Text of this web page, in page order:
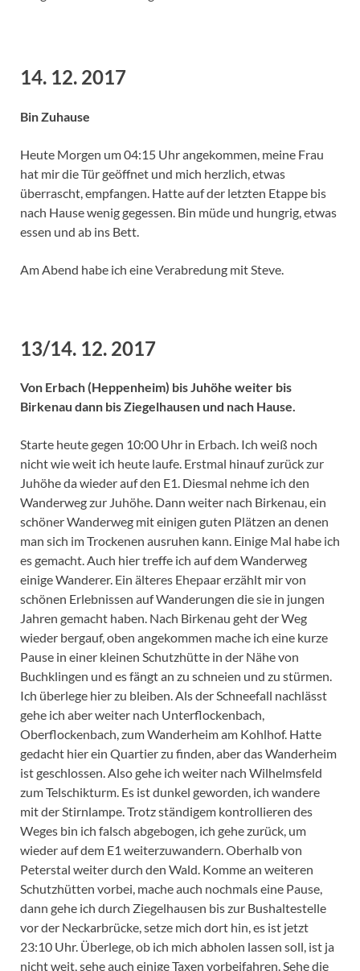
14. 12. 2017
Bin Zuhause
Heute Morgen um 04:15 Uhr angekommen, meine Frau
hat mir die Tür geöffnet und mich herzlich, etwas
überrascht, empfangen. Hatte auf der letzten Etappe bis
nach Hause wenig gegessen. Bin müde und hungrig, etwas
essen und ab ins Bett.
Am Abend habe ich eine Verabredung mit Steve.
13/14. 12. 2017
Von Erbach (Heppenheim) bis Juhöhe weiter bis
Birkenau dann bis Ziegelhausen und nach Hause.
Starte heute gegen 10:00 Uhr in Erbach. Ich weiß noch
nicht wie weit ich heute laufe. Erstmal hinauf zurück zur
Juhöhe da wieder auf den E1. Diesmal nehme ich den
Wanderweg zur Juhöhe. Dann weiter nach Birkenau, ein
schöner Wanderweg mit einigen guten Plätzen an denen
man sich im Trockenen ausruhen kann. Einige Mal habe ich
es gemacht. Auch hier treffe ich auf dem Wanderweg
einige Wanderer. Ein älteres Ehepaar erzählt mir von
schönen Erlebnissen auf Wanderungen die sie in jungen
Jahren gemacht haben. Nach Birkenau geht der Weg
wieder bergauf, oben angekommen mache ich eine kurze
Pause in einer kleinen Schutzhütte in der Nähe von
Buchklingen und es fängt an zu schneien und zu stürmen.
Ich überlege hier zu bleiben. Als der Schneefall nachlässt
gehe ich aber weiter nach Unterflockenbach,
Oberflockenbach, zum Wanderheim am Kohlhof. Hatte
gedacht hier ein Quartier zu finden, aber das Wanderheim
ist geschlossen. Also gehe ich weiter nach Wilhelmsfeld
zum Telschikturm. Es ist dunkel geworden, ich wandere
mit der Stirnlampe. Trotz ständigem kontrollieren des
Weges bin ich falsch abgebogen, ich gehe zurück, um
wieder auf dem E1 weiterzuwandern. Oberhalb von
Peterstal weiter durch den Wald. Komme an weiteren
Schutzhütten vorbei, mache auch nochmals eine Pause,
dann gehe ich durch Ziegelhausen bis zur Bushaltestelle
vor der Neckarbrücke, setze mich dort hin, es ist jetzt
23:10 Uhr. Überlege, ob ich mich abholen lassen soll, ist ja
nicht weit, sehe auch einige Taxen vorbeifahren. Sehe die